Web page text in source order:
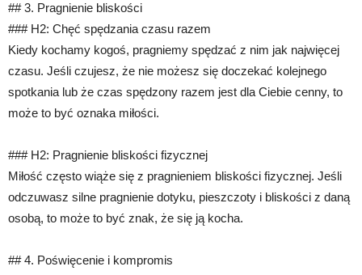
## 3. Pragnienie bliskości
### H2: Chęć spędzania czasu razem
Kiedy kochamy kogoś, pragniemy spędzać z nim jak najwięcej
czasu. Jeśli czujesz, że nie możesz się doczekać kolejnego
spotkania lub że czas spędzony razem jest dla Ciebie cenny, to
może to być oznaka miłości.
### H2: Pragnienie bliskości fizycznej
Miłość często wiąże się z pragnieniem bliskości fizycznej. Jeśli
odczuwasz silne pragnienie dotyku, pieszczoty i bliskości z daną
osobą, to może to być znak, że się ją kocha.
## 4. Poświęcenie i kompromis